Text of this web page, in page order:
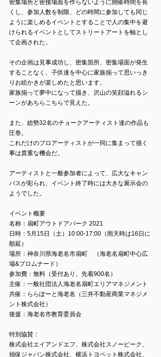
密集場所と密接場面を作らないように開催時間を長
くし、参加人数を制限、どの時間に参加しても同じ
ように楽しめるイベントとすることで人の集中を避
けられるイベントとしてストリートアートを軸とし
て企画された。
その企画は見事成功し、密集箇所、密集場面が発生
することなく、子供達を中心に家族揃って思いっき
りお絵かきが楽しめたと思います。
家族揃って夢中になって描き、沢山の笑顔溢れるシ
ーンがあちらこちらで見えた。
また、総勢32名のチョークアーティスト達の作品も
圧巻。
これだけのプロアーティストが一同に集まって描く
事は貴重な機会だ。
アーティストと一般参加者によって、広大なキャン
バスが彩られ、イベント終了時には大きな展示会の
ようでした。
イベント概要
名称：扇町アウトドアパーク 2021
日時：5月15日（土）10:00-17:00（雨天時は16日に
順延）
場所：神奈川県海老名市扇町　（海老名扇町中心広
場&プロムナード）
参加費：無料（受付あり、先着900名）
主催：一般社団法人海老名扇町エリアマネジメント
共催：ららぽーと海老名（三井不動産商業マネジメ
ント株式会社）
後援：海老名市教育委員会
特別協賛：
株式会社エイアンドエフ、株式会社スノーピーク、
損保ジャパン株式会社、横浜トヨペット株式会社、